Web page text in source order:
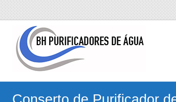
contentBH
Conserto
de
Purificadores